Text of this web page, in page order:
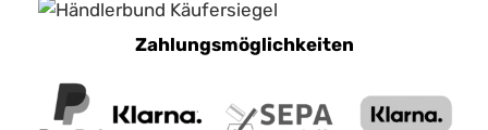
Zahlungsmöglichkeiten